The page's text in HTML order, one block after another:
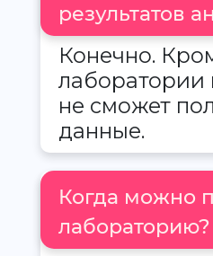
результатов
Конечно.
лаборатории
не сможет
данные.
Когда можно
лабораторию?